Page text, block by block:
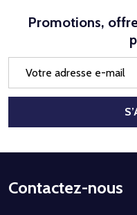
Promotions,
mail
Début
Contactez-nous